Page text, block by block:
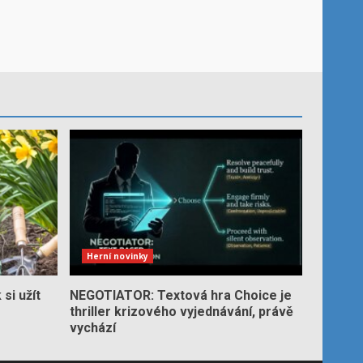
si užít
Herní novinky
NEGOTIATOR: Textová hra Choice je
thriller krizového vyjednávání, právě
vychází